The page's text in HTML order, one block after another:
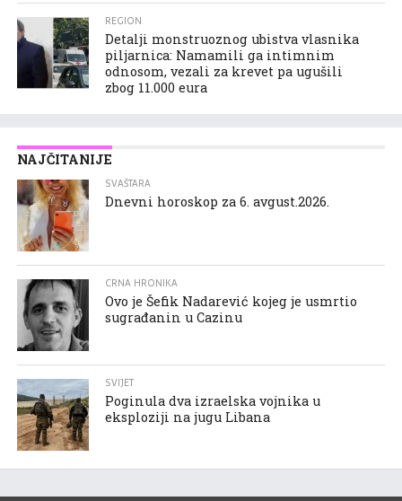
REGION
Detalji monstruoznog ubistva vlasnika
piljarnica: Namamili ga intimnim
odnosom, vezali za krevet pa ugušili
zbog 11.000 eura
NAJČITANIJE
SVAŠTARA
Dnevni horoskop za 6. avgust.2026.
CRNA HRONIKA
Ovo je Šefik Nadarević kojeg je usmrtio
sugrađanin u Cazinu
SVIJET
Poginula dva izraelska vojnika u
eksploziji na jugu Libana